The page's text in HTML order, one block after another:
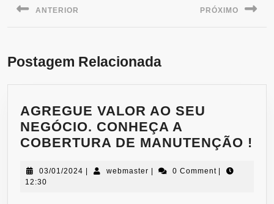
ANTERIOR PRÓXIMO
Postagem Relacionada
AGREGUE VALOR AO SEU
NEGÓCIO. CONHEÇA A
COBERTURA DE MANUTENÇÃO !
03/01/2024 | webmaster | 0 Comment |
12:30